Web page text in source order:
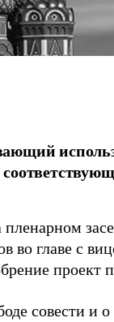
пленарном
во главе с
проект
совести и